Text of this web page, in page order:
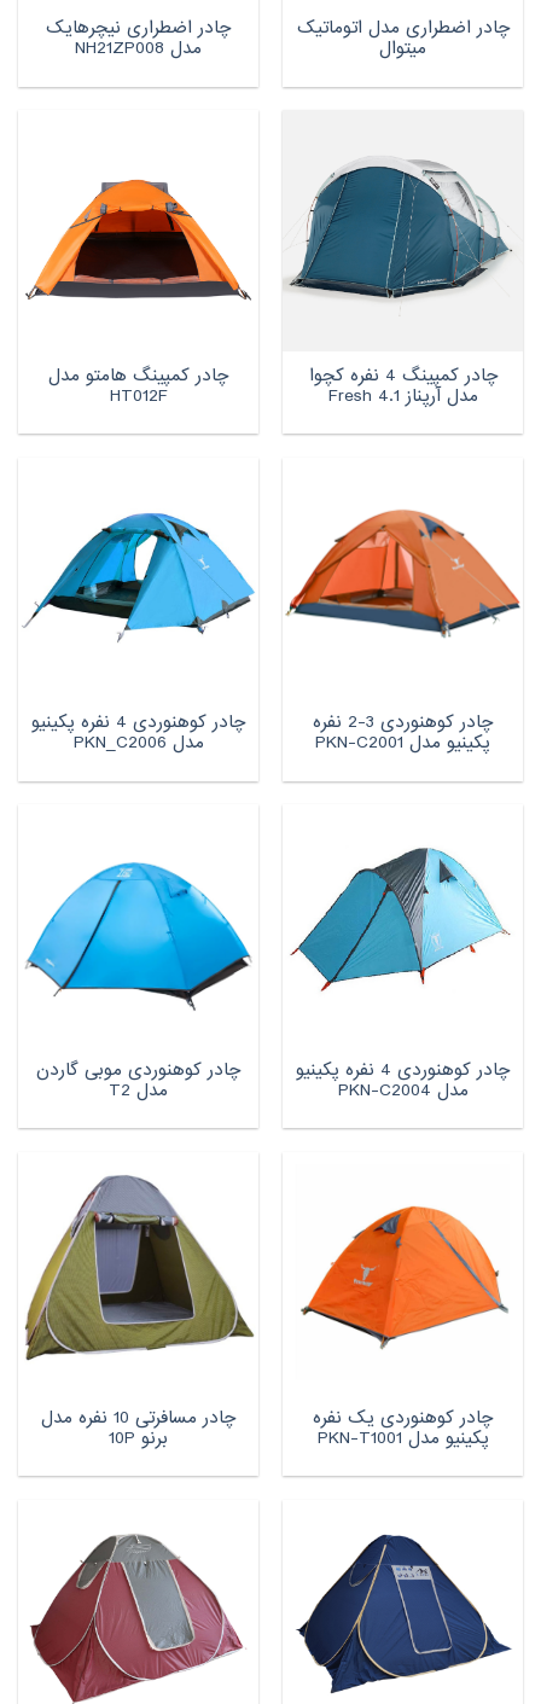
چادر اضطراری مدل اتوماتیک
میتوال
چادر اضطراری نیچرهایک
مدل NH21ZP008
چادر کمپینگ 4 نفره کچوا
مدل آرپناز 4.1 Fresh
چادر کمپینگ هامتو مدل
HT012F
چادر کوهنوردی 3-2 نفره
پکینیو مدل PKN-C2001
چادر کوهنوردی 4 نفره پکینیو
مدل PKN_C2006
چادر کوهنوردی 4 نفره پکینیو
مدل PKN-C2004
چادر کوهنوردی موبی گاردن
مدل T2
چادر کوهنوردی یک نفره
پکینیو مدل PKN-T1001
چادر مسافرتی 10 نفره مدل
برنو 10P